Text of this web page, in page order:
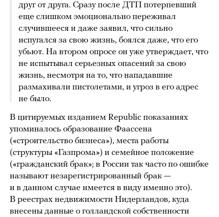
друг от друга. Сразу после ДТП потерпевший
еще слишком эмоционально переживал
случившееся и даже заявил, что сильно
испугался за свою жизнь, боялся даже, что его
убьют. На втором опросе он уже утверждает, что
не испытывал серьезных опасений за свою
жизнь, несмотря на то, что нападавшие
размахивали пистолетами, и угроз в его адрес
не было.
В цитируемых изданием Republic показаниях
упоминалось образование Фаассена
(«строительство бизнеса»), места работы
(структуры «Газпрома») и семейное положение
(«гражданский брак»; в России так часто по ошибке
называют незарегистрированный брак —
и в данном случае имеется в виду именно это).
В реестрах недвижимости Нидерландов, куда
внесены данные о голландской собственности